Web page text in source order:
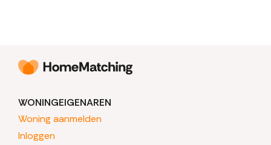
WONINGEIGENAREN
Woning aanmelden
Inloggen